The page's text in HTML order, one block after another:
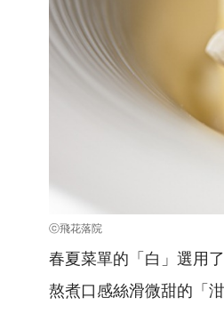
ⓒ飛花落院
春夏菜單的「白」選用
熬煮口感絲滑微甜的「